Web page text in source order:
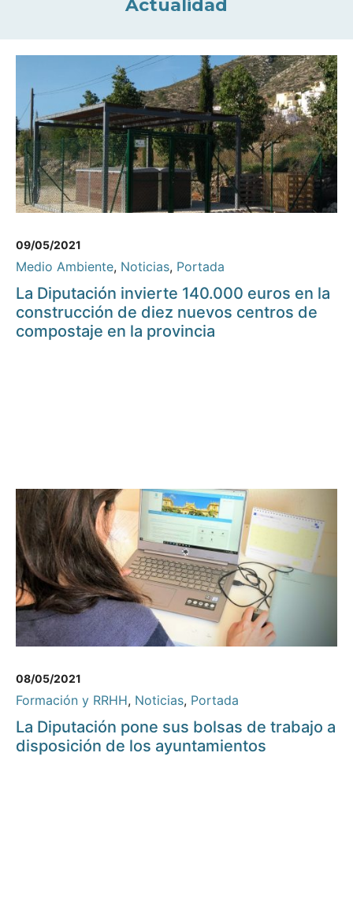
Actualidad
09/05/2021
Medio Ambiente, Noticias, Portada
La Diputación invierte 140.000 euros en la
construcción de diez nuevos centros de
compostaje en la provincia
08/05/2021
Formación y RRHH, Noticias, Portada
La Diputación pone sus bolsas de trabajo a
disposición de los ayuntamientos